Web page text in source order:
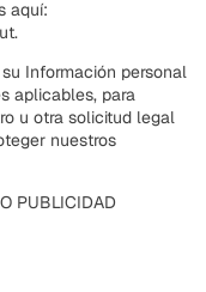
aquí:
Información personal
aplicables, para
u otra solicitud legal
nuestros
PUBLICIDAD